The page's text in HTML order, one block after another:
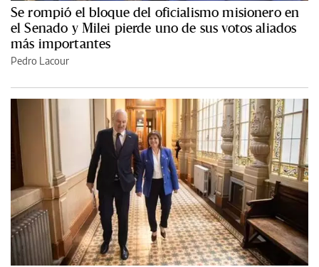
Se rompió el bloque del oficialismo misionero en
el Senado y Milei pierde uno de sus votos aliados
más importantes
Pedro Lacour